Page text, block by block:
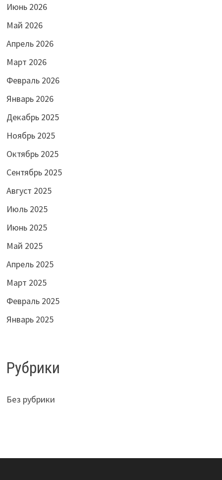
Июнь 2026
Май 2026
Апрель 2026
Март 2026
Февраль 2026
Январь 2026
Декабрь 2025
Ноябрь 2025
Октябрь 2025
Сентябрь 2025
Август 2025
Июль 2025
Июнь 2025
Май 2025
Апрель 2025
Март 2025
Февраль 2025
Январь 2025
Рубрики
Без рубрики